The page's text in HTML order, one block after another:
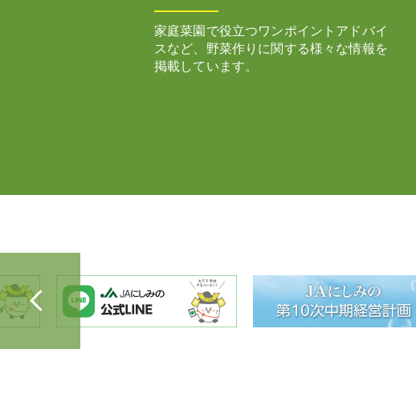
家庭菜園で役立つワンポイントアドバイ
スなど、野菜作りに関する様々な情報を
掲載しています。